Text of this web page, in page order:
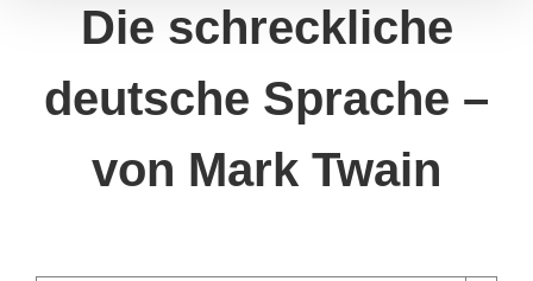
Die schreckliche
deutsche Sprache –
von Mark Twain